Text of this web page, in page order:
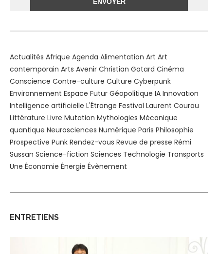
Actualités Afrique Agenda Alimentation Art Art
contemporain Arts Avenir Christian Gatard Cinéma
Conscience Contre-culture Culture Cyberpunk
Environnement Espace Futur Géopolitique IA Innovation
Intelligence artificielle L'Étrange Festival Laurent Courau
Littérature Livre Mutation Mythologies Mécanique
quantique Neurosciences Numérique Paris Philosophie
Prospective Punk Rendez-vous Revue de presse Rémi
Sussan Science-fiction Sciences Technologie Transports
Une Économie Énergie Évènement
ENTRETIENS